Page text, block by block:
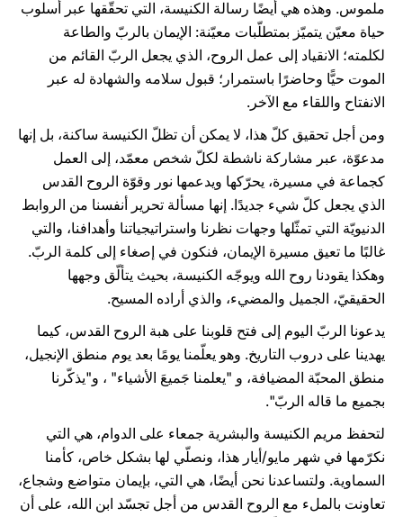
ملموس. وهذه هي أيضًا رسالة الكنيسة، التي تحقّقها عبر أسلوب
حياة معيّن يتميّز بمتطلّبات معيّنة: الإيمان بالربّ والطاعة
لكلمته؛ الانقياد إلى عمل الروح، الذي يجعل الربّ القائم من
الموت حيًّا وحاضرًا باستمرار؛ قبول سلامه والشهادة له عبر
الانفتاح واللقاء مع الآخر.
ومن أجل تحقيق كلّ هذا، لا يمكن أن تظلّ الكنيسة ساكنة، بل إنها
مدعوّة، عبر مشاركة ناشطة لكلّ شخص معمّد، إلى العمل
كجماعة في مسيرة، يحرّكها ويدعمها نور وقوّة الروح القدس
الذي يجعل كلّ شيء جديدًا. إنها مسألة تحرير أنفسنا من الروابط
الدنيويّة التي تمثّلها وجهات نظرنا واستراتيجياتنا وأهدافنا، والتي
غالبًا ما تعيق مسيرة الإيمان، فنكون في إصغاء إلى كلمة الربّ.
وهكذا يقودنا روح الله ويوجّه الكنيسة، بحيث يتألّق وجهها
الحقيقيّ، الجميل والمضيء، والذي أراده المسيح.
يدعونا الربّ اليوم إلى فتح قلوبنا على هبة الروح القدس، كيما
يهدينا على دروب التاريخ. وهو يعلّمنا يومًا بعد يوم منطق الإنجيل،
منطق المحبّة المضيافة، و "يعلمنا جَميعَ الأشياء" ، و"يذكّرنا
بجميع ما قاله الربّ".
لتحفظ مريم الكنيسة والبشرية جمعاء على الدوام، هي التي
نكرّمها في شهر مايو/أيار هذا، ونصلّي لها بشكل خاص، كأمنا
السماوية. ولتساعدنا نحن أيضًا، هي التي، بإيمان متواضع وشجاع،
تعاونت بالملء مع الروح القدس من أجل تجسّد ابن الله، على أن